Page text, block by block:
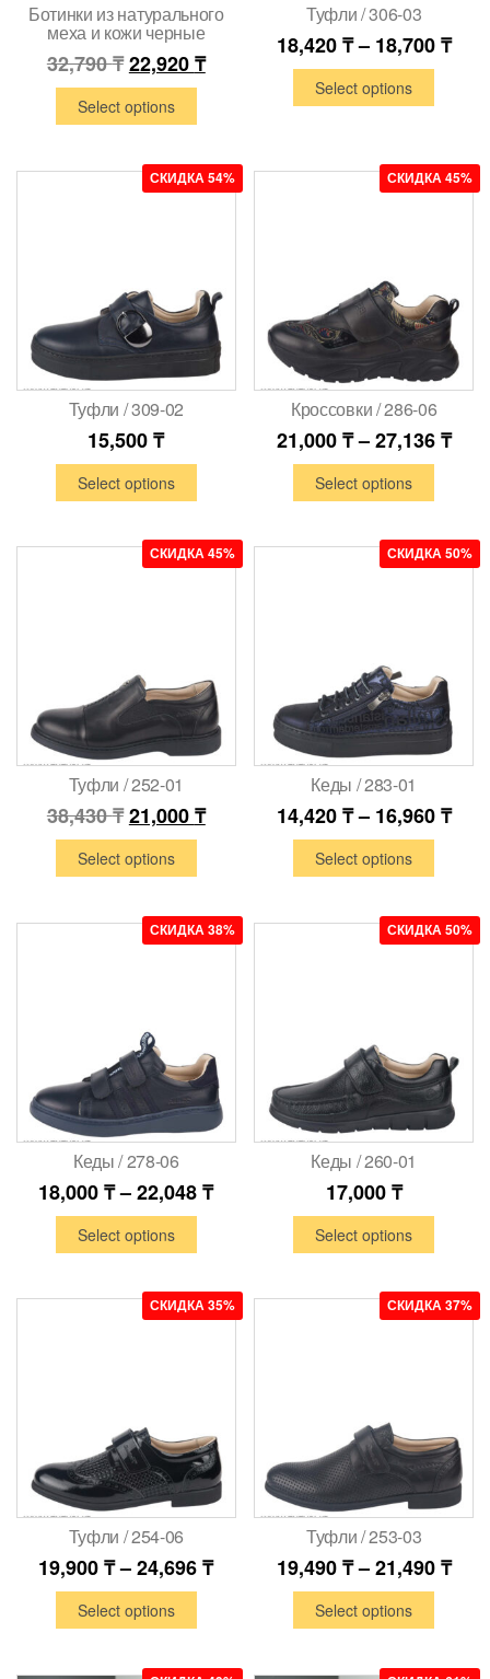
Ботинки из натурального
меха и кожи черные
32,790₸22,920₸
Select options
Туфли / 306-03
18,420₸– 18,700₸
Select options
СКИДКА 54%
Туфли / 309-02
15,500₸
Select options
СКИДКА 45%
Кроссовки / 286-06
21,000₸–27,136₸
Select options
СКИДКА 45%
Туфли / 252-01
38,430₸21,000₸
Select options
СКИДКА 50%
Кеды / 283-01
14,420₸– 16,960₸
Select options
СКИДКА 38%
Кеды / 278-06
18,000₸–22,048₸
Select options
СКИДКА 50%
Кеды / 260-01
17,000₸
Select options
СКИДКА 35%
Туфли / 254-06
19,900₸–24,696₸
Select options
СКИДКА 37%
Туфли / 253-03
19,490₸–21,490₸
Select options